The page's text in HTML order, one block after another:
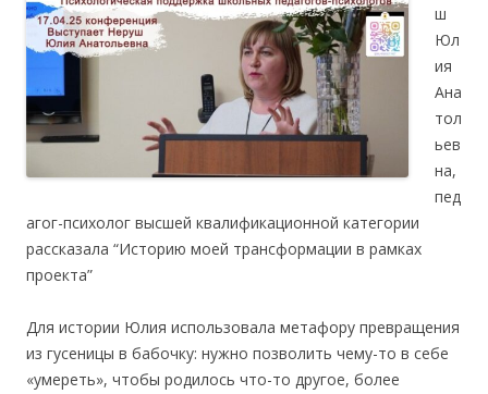
ш
Юл
ия
Ана
тол
ьев
на,
пед
агог-психолог высшей квалификационной категории
рассказала “Историю моей трансформации в рамках
проекта”
Для истории Юлия использовала метафору превращения
из гусеницы в бабочку: нужно позволить чему-то в себе
«умереть», чтобы родилось что-то другое, более